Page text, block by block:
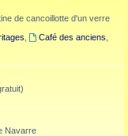
de cancoillotte d'un verre
Café des anciens
Navarre